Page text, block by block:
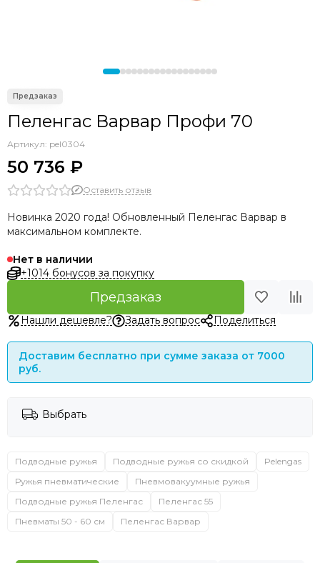
Пеленгас Варвар Профи 70
Артикул: pel0304
50 736 ₽
Оставить отзыв
Новинка 2020 года! Обновленный Пеленгас Варвар в
максимальном комплекте.
Нет в наличии
+1014 бонусов за покупку
Предзаказ
Нашли дешевле? Задать вопрос Поделиться
Доставим бесплатно при сумме заказа от 7000
руб.
Выбрать
Подводные ружья Подводные ружья со скидкой
Pelengas
Ружья пневматические
Пневмовакуумные ружья
Подводные ружья Пеленгас
Пеленгас 55
Пневматы 50 - 60 см
Пеленгас Варвар